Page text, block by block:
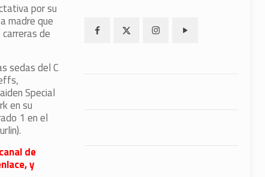
por su
madre que
de
sedas del C
Special
en su
1 en el
de
y